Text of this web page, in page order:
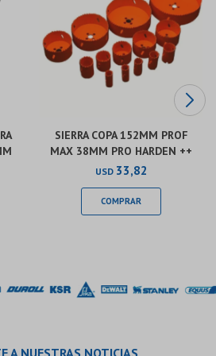
SIERRA COPA 152MM PROF
MAX 38MM PRO HARDEN ++
USD 33,82
A NUESTRAS NOTICIAS